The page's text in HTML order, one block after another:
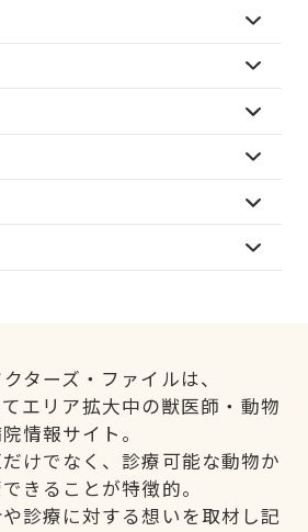
ターズ・ファイルは、
エリア拡大中の獣医師・動物
情報サイト。
けでなく、診療可能な動物か
きることが特徴的。
診療に対する想いを取材し記